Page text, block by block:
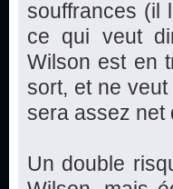
souffrances (il
ce qui veut
Wilson est en
sort, et ne
sera assez net
Un double